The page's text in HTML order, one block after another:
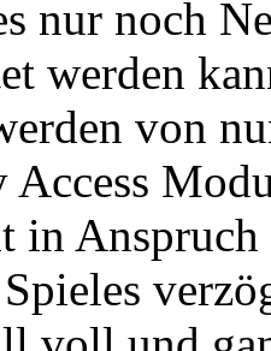
nur noch
werden
von
Access
in
Spieles